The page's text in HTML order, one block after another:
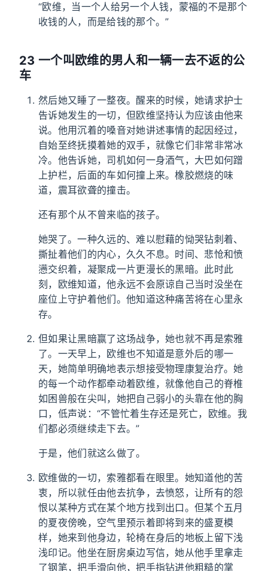
“欧维，当一个人给另一个人钱，蒙福的不是那个
收钱的人，而是给钱的那个。”
23 一个叫欧维的男人和一辆一去不返的公
车
然后她又睡了一整夜。醒来的时候，她请求护士
告诉她发生的一切，但欧维坚持认为应该由他来
说。他用沉着的嗓音对她讲述事情的起因经过，
自始至终抚摸着她的双手，就像它们非常非常冰
冷。他告诉她，司机如何一身酒气，大巴如何蹭
上护栏，后面的车如何撞上来。橡胶燃烧的味
道，震耳欲聋的撞击。
还有那个从不曾来临的孩子。
她哭了。一种久远的、难以慰藉的恸哭钻刺着、
撕扯着他们的内心，久久不息。时间、悲怆和愤
懑交织着，凝聚成一片更漫长的黑暗。此时此
刻，欧维知道，他永远不会原谅自己当时没坐在
座位上守护着他们。他知道这种痛苦将在心里永
存。
但如果让黑暗赢了这场战争，她也就不再是索雅
了。一天早上，欧维也不知道是意外后的哪一
天，她简单明确地表示想接受物理康复治疗。她
的每一个动作都牵动着欧维，就像他自己的脊椎
如困兽般在尖叫，她把自己弱小的头靠在他的胸
口，低声说：“不管忙着生存还是死亡，欧维。我
们都必须继续走下去。”
于是，他们就这么做了。
欧维做的一切，索雅都看在眼里。她知道他的苦
衷，所以就任由他去抗争，去愤怒，让所有的怨
恨以某种方式在某个地方找到出口。但某个五月
的夏夜傍晚，空气里预示着即将到来的盛夏模
样，她来到他身边，轮椅在身后的地板上留下浅
浅印记。他坐在厨房桌边写信，她从他手里拿走
了钢笔，把手滑向他，把手指钻进他粗糙的掌